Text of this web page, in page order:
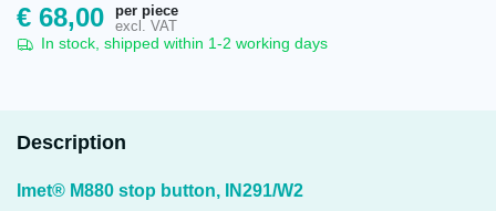
€ 68,00
per piece
excl. VAT
In stock, shipped within 1-2 working days
Description
Imet® M880 stop button, IN291/W2